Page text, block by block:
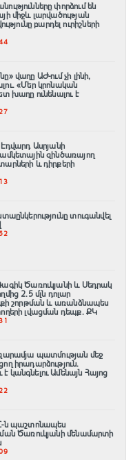
փորձում են
միջև լարվածության
բարդել ուրիշների
վաղը ԱԺ-ում չի լինի,
«Մեր կրոնական
խաղը ունենալու է
Ասրյանի
զինծառայող
և դիրքերի
տուգանվել
Ծառուկյանի և Սեդրակ
2.5 մլն դոլար
շորթման և առանձնապես
լվացման դեպք. ՔԿ
պատմության մեջ
իրադարձություն.
Ամենայն Հայոց
ն պաշտոնապես
Ծառուկյանի մենամարտի